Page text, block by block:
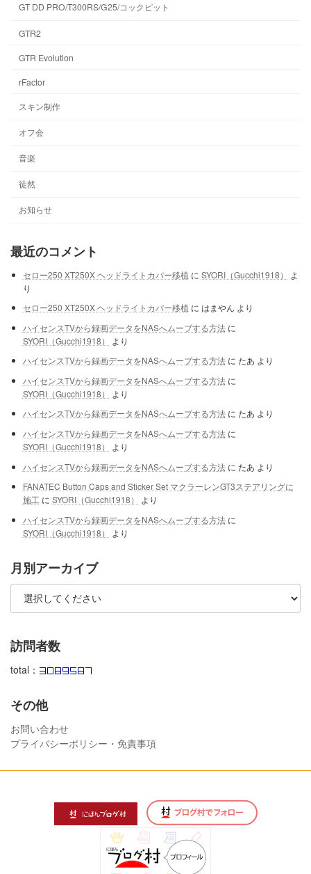
GT DD PRO/T300RS/G25/コックピット
GTR2
GTR Evolution
rFactor
スキン制作
オフ会
音楽
徒然
お知らせ
最近のコメント
セロー250 XT250X ヘッドライトカバー移植 に SYORI（Gucchi1918）
よ
り
セロー250 XT250X ヘッドライトカバー移植 に はまやん より
ハイセンスTVから録画データをNASへムーブする方法に
SYORI（Gucchi1918）
より
ハイセンスTVから録画データをNASへムーブする方法に たあ より
ハイセンスTVから録画データをNASへムーブする方法に
SYORI（Gucchi1918）
より
ハイセンスTVから録画データをNASへムーブする方法に たあ より
ハイセンスTVから録画データをNASへムーブする方法に
SYORI（Gucchi1918）
より
ハイセンスTVから録画データをNASへムーブする方法に たあ より
FANATEC Button Caps and Sticker Set マクラーレンGT3ステアリングに
施工 に SYORI（Gucchi1918）
より
ハイセンスTVから録画データをNASへムーブする方法に
SYORI（Gucchi1918）
より
月別アーカイブ
訪問者数
total：
その他
お問い合わせ
プライバシーポリシー・免責事項